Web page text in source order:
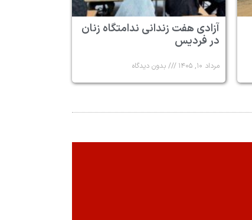
آزادی هفت زندانی ندامتگاه زنان
در فردیس
مرداد ۱۰, ۱۴۰۵ بدون دیدگاه